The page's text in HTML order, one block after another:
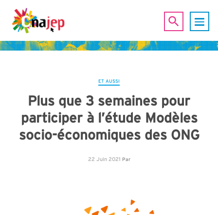
ET AUSSI
Plus que 3 semaines pour
participer à l’étude Modèles
socio-économiques des ONG
22 Juin 2021 Par